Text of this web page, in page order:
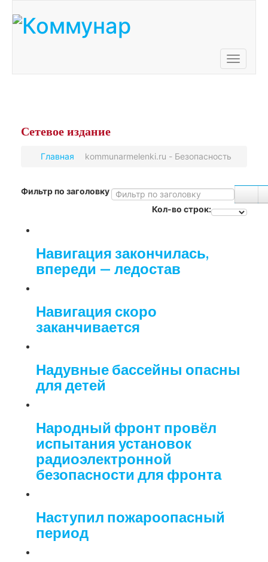
Toggle
Сетевое издание
Главная kommunarmelenki.ru - Безопасность
Фильтр по заголовку
Кол-во строк:
Навигация закончилась,
впереди — ледостав
Навигация скоро
заканчивается
Надувные бассейны опасны
для детей
Народный фронт провёл
испытания установок
радиоэлектронной
безопасности для фронта
Наступил пожароопасный
период